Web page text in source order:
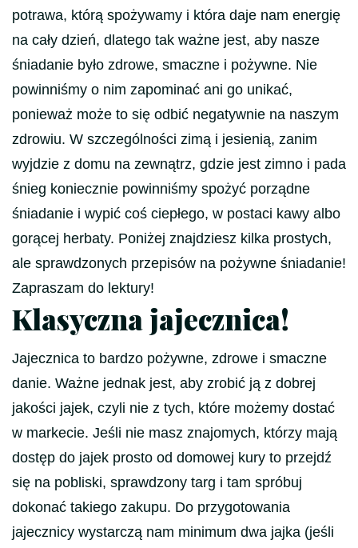
potrawa, którą spożywamy i która daje nam energię
na cały dzień, dlatego tak ważne jest, aby nasze
śniadanie było zdrowe, smaczne i pożywne. Nie
powinniśmy o nim zapominać ani go unikać,
ponieważ może to się odbić negatywnie na naszym
zdrowiu. W szczególności zimą i jesienią, zanim
wyjdzie z domu na zewnątrz, gdzie jest zimno i pada
śnieg koniecznie powinniśmy spożyć porządne
śniadanie i wypić coś ciepłego, w postaci kawy albo
gorącej herbaty. Poniżej znajdziesz kilka prostych,
ale sprawdzonych przepisów na pożywne śniadanie!
Zapraszam do lektury!
Klasyczna jajecznica!
Jajecznica to bardzo pożywne, zdrowe i smaczne
danie. Ważne jednak jest, aby zrobić ją z dobrej
jakości jajek, czyli nie z tych, które możemy dostać
w markecie. Jeśli nie masz znajomych, którzy mają
dostęp do jajek prosto od domowej kury to przejdź
się na pobliski, sprawdzony targ i tam spróbuj
dokonać takiego zakupu. Do przygotowania
jajecznicy wystarczą nam minimum dwa jajka (jeśli